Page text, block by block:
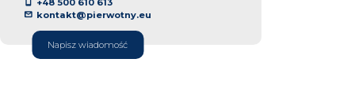
+48 500 610 613
kontakt@pierwotny.eu
Napisz wiadomość